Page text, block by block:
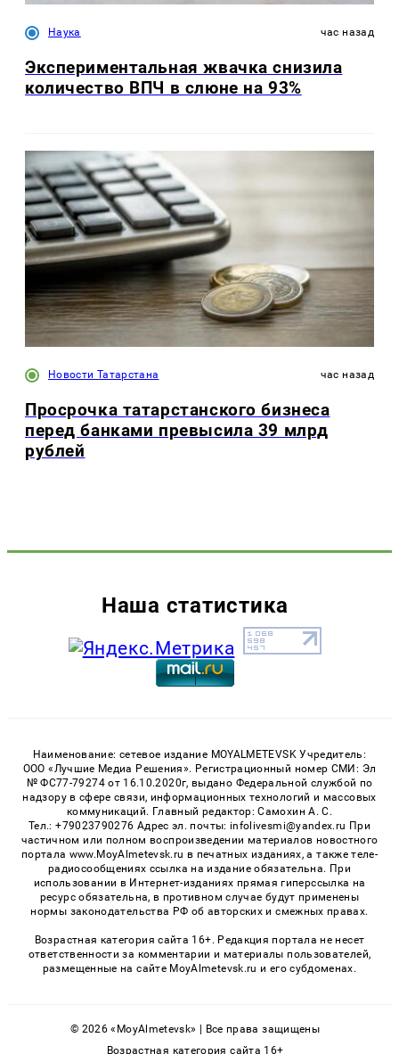
Наука час назад
Экспериментальная жвачка снизила
количество ВПЧ в слюне на 93%
Новости Татарстана час назад
Просрочка татарстанского бизнеса
перед банками превысила 39 млрд
рублей
Наша статистика
Наименование: сетевое издание MOYALMETEVSK Учредитель:
ООО «Лучшие Медиа Решения». Регистрационный номер СМИ: Эл
№ ФС77-79274 от 16.10.2020г, выдано Федеральной службой по
надзору в сфере связи, информационных технологий и массовых
коммуникаций. Главный редактор: Самохин А. С.
Тел.: +79023790276 Адрес эл. почты: infolivesmi@yandex.ru При
частичном или полном воспроизведении материалов новостного
портала www.MoyAlmetevsk.ru в печатных изданиях, а также теле-
радиосообщениях ссылка на издание обязательна. При
использовании в Интернет-изданиях прямая гиперссылка на
ресурс обязательна, в противном случае будут применены
нормы законодательства РФ об авторских и смежных правах.
Возрастная категория сайта 16+. Редакция портала не несет
ответственности за комментарии и материалы пользователей,
размещенные на сайте MoyAlmetevsk.ru и его субдоменах.
© 2026 «MoyAlmetevsk» | Все права защищены
Возрастная категория сайта 16+